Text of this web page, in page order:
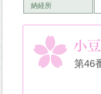
納経所
第46